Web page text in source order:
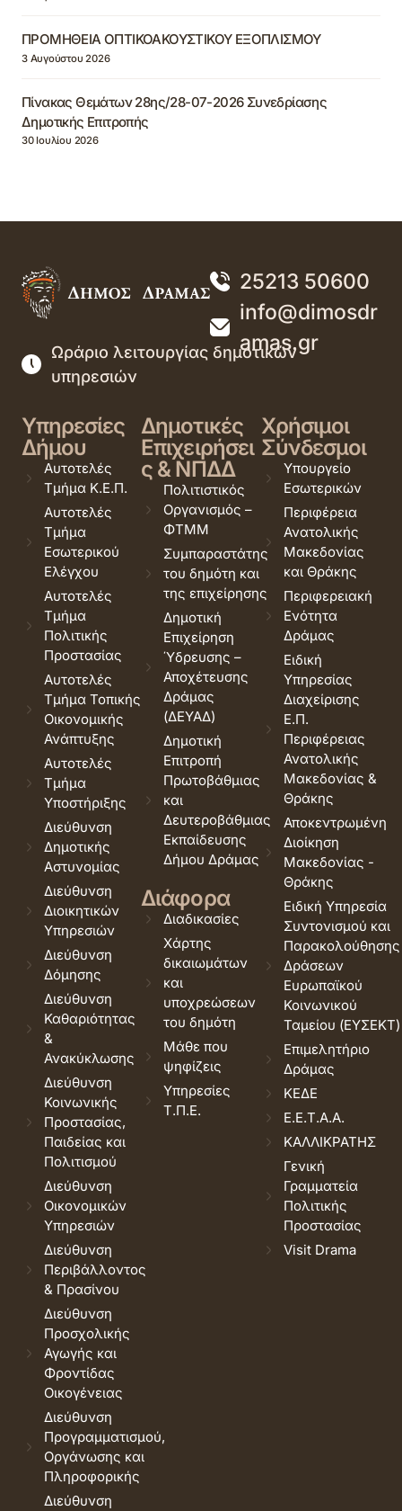
ΠΡΟΜΗΘΕΙΑ ΟΠΤΙΚΟΑΚΟΥΣΤΙΚΟΥ ΕΞΟΠΛΙΣΜΟΥ
3 Αυγούστου 2026
Πίνακας Θεμάτων 28ης/28-07-2026 Συνεδρίασης
Δημοτικής Επιτροπής
30 Ιουλίου 2026
25213 50600
info@dimosdr
amas.gr
Ωράριο λειτουργίας δημοτικών
υπηρεσιών
Υπηρεσίες
Δήμου
Αυτοτελές
Τμήμα Κ.Ε.Π.
Αυτοτελές
Τμήμα
Εσωτερικού
Ελέγχου
Αυτοτελές
Τμήμα
Πολιτικής
Προστασίας
Αυτοτελές
Τμήμα Τοπικής
Οικονομικής
Ανάπτυξης
Αυτοτελές
Τμήμα
Υποστήριξης
Διεύθυνση
Δημοτικής
Αστυνομίας
Διεύθυνση
Διοικητικών
Υπηρεσιών
Διεύθυνση
Δόμησης
Διεύθυνση
Καθαριότητας
&
Ανακύκλωσης
Διεύθυνση
Κοινωνικής
Προστασίας,
Παιδείας και
Πολιτισμού
Διεύθυνση
Οικονομικών
Υπηρεσιών
Διεύθυνση
Περιβάλλοντος
& Πρασίνου
Διεύθυνση
Προσχολικής
Αγωγής και
Φροντίδας
Οικογένειας
Διεύθυνση
Προγραμματισμού,
Οργάνωσης και
Πληροφορικής
Διεύθυνση
Δημοτικές
Επιχειρήσει
ς & ΝΠΔΔ
Πολιτιστικός
Οργανισμός –
ΦΤΜΜ
Συμπαραστάτης
του δημότη και
της επιχείρησης
Δημοτική
Επιχείρηση
Ύδρευσης –
Αποχέτευσης
Δράμας
(ΔΕΥΑΔ)
Δημοτική
Επιτροπή
Πρωτοβάθμιας
και
Δευτεροβάθμιας
Εκπαίδευσης
Δήμου Δράμας
Διάφορα
Διαδικασίες
Χάρτης
δικαιωμάτων
και
υποχρεώσεων
του δημότη
Μάθε που
ψηφίζεις
Υπηρεσίες
Τ.Π.Ε.
Χρήσιμοι
Σύνδεσμοι
Υπουργείο
Εσωτερικών
Περιφέρεια
Ανατολικής
Μακεδονίας
και Θράκης
Περιφερειακή
Ενότητα
Δράμας
Ειδική
Υπηρεσίας
Διαχείρισης
Ε.Π.
Περιφέρειας
Ανατολικής
Μακεδονίας &
Θράκης
Αποκεντρωμένη
Διοίκηση
Μακεδονίας -
Θράκης
Ειδική Υπηρεσία
Συντονισμού και
Παρακολούθησης
Δράσεων
Ευρωπαϊκού
Κοινωνικού
Ταμείου (ΕΥΣΕΚΤ)
Επιμελητήριο
Δράμας
ΚΕΔΕ
Ε.Ε.Τ.Α.Α.
ΚΑΛΛΙΚΡΑΤΗΣ
Γενική
Γραμματεία
Πολιτικής
Προστασίας
Visit Drama